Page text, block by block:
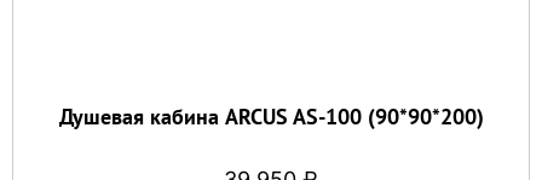
Душевая кабина ARCUS AS-100 (90*90*200)